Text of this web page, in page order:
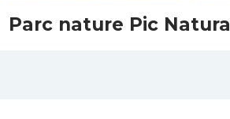
Parc nature Pic Natura